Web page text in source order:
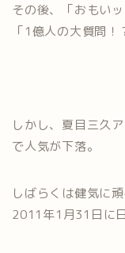
その後、「おもい
「1億人の大質問！
しかし、夏目三久
で人気が下落。
しばらくは健気に
2011年1月31日に